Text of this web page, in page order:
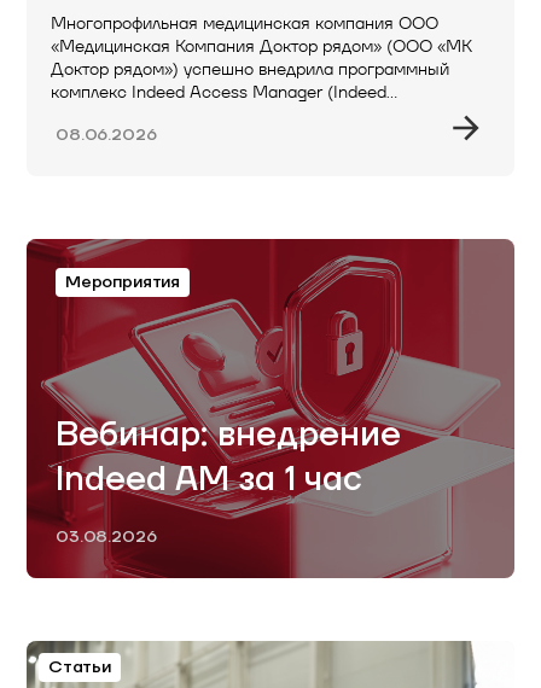
Многопрофильная медицинская компания ООО
«Медицинская Компания Доктор рядом» (ООО «МК
Доктор рядом») успешно внедрила программный
комплекс Indeed Access Manager (Indeed…
08.06.2026
Мероприятия
Вебинар: внедрение
Indeed AM за 1 час
03.08.2026
Статьи